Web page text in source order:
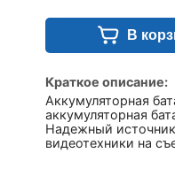
В
Краткое описание:
Аккумуляторная
аккумуляторная
Надежный
видеотехники на